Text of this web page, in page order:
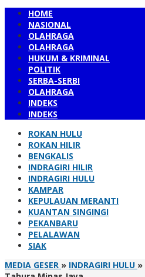
HOME
NASIONAL
OLAHRAGA
OLAHRAGA
HUKUM & KRIMINAL
POLITIK
SERBA-SERBI
OLAHRAGA
INDEKS
INDEKS
ROKAN HULU
ROKAN HILIR
BENGKALIS
INDRAGIRI HILIR
INDRAGIRI HULU
KAMPAR
KEPULAUAN MERANTI
KUANTAN SINGINGI
PEKANBARU
PELALAWAN
SIAK
MEDIA GESER » INDRAGIRI HULU »